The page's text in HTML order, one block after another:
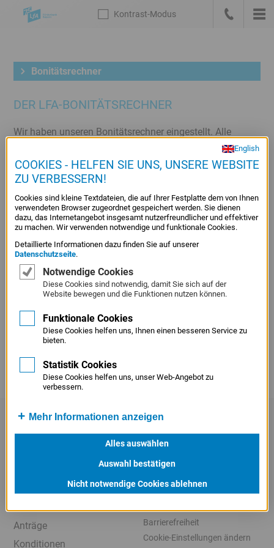
Sprungmarken
Kontrast-
Navigation
Suche,
zum
und
Sprachwechsel
Hauptnavigation
Unternavigation
Rechner
Konditionen
Inhalt
Service
Juristisches
Menü
deutsch
Kontrast-Modus
Die
Bonitätsrechner
DER LFA-BONITÄTSRECHNER
Wir haben unseren Bonitätsrechner eingestellt. Alle
Informationen zu unseren Förderangeboten finden Sie
weiterhinhier.
Inhalts-Navigation
Indi-Check
Bonitätsrechner
Beihilferechner
SCHNELLZUGRIFF
Kontakt
Karriere
Anträge
Konditionen
X
LinkedIn
Beschaffungshinweis
Meldestelle
Barrierefreiheit
Cookie-Einstellungen ändern
English
COOKIES - HELFEN SIE UNS, UNSERE WEBSITE
ZU VERBESSERN!
Cookies sind kleine Textdateien, die auf Ihrer Festplatte dem von Ihnen
verwendeten Browser zugeordnet gespeichert werden. Sie dienen
dazu, das Internetangebot insgesamt nutzerfreundlicher und effektiver
zu machen. Wir verwenden notwendige und funktionale Cookies.
Detaillierte Informationen dazu finden Sie auf unserer
Datenschutzseite.
Notwendige Cookies
Diese Cookies sind notwendig, damit Sie sich auf der
Website bewegen und die Funktionen nutzen können.
Funktionale Cookies
Diese Cookies helfen uns, Ihnen einen besseren Service zu
bieten.
Statistik Cookies
Diese Cookies helfen uns, unser Web-Angebot zu
verbessern.
Mehr Informationen anzeigen
Alles auswählen
Auswahl bestätigen
Nicht notwendige Cookies ablehnen